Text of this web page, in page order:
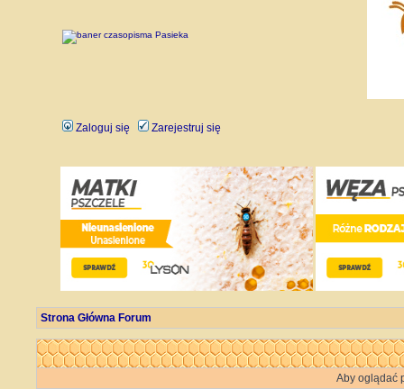
Zaloguj się Zarejestruj się
Strona Główna Forum
Aby oglądać